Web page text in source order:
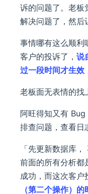
诉的问题了。老板
解决问题了，然后
事情哪有这么顺利
客户的投诉了， 说
过一段时间才生效
老板面无表情的找
阿旺得知又有
排查问题，查看日
「先更新数据库
前面的所有分析都
成功，而这次客户
（第二个操作）